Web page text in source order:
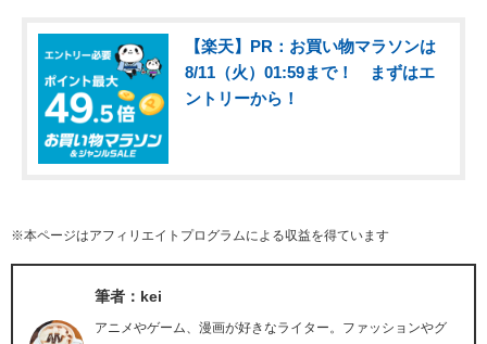
【楽天】PR：お買い物マラソンは
8/11（火）01:59まで！ まずはエ
ントリーから！
※本ページはアフィリエイトプログラムによる収益を得ています
筆者：kei
アニメやゲーム、漫画が好きなライター。ファッションやグ